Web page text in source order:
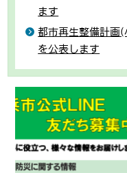
ます
都市再生整備計画
を公表します